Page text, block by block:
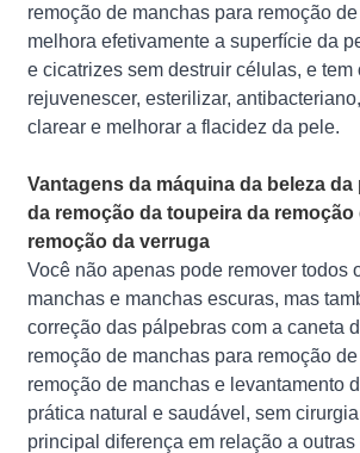
remoção de manchas para remoção
melhora efetivamente a superfície da
e cicatrizes sem destruir células, e tem
rejuvenescer, esterilizar,
clarear e melhorar a flacidez da pele.
Vantagens da máquina da beleza
da remoção da toupeira da
remoção da verruga
Você não apenas pode remover todos
manchas e manchas escuras, mas
correção das pálpebras com a caneta
remoção de manchas para remoção
remoção de manchas e levantamento
prática natural e saudável, sem
principal diferença em relação a